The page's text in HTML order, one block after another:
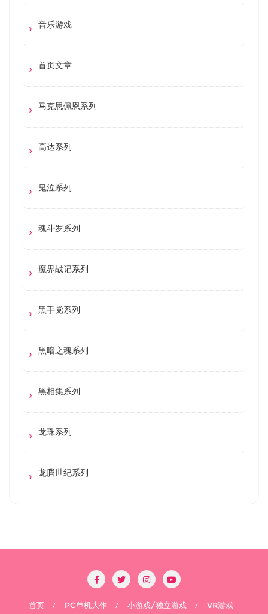
音乐游戏
首页文章
马克思佩恩系列
高达系列
鬼泣系列
魂斗罗系列
魔界战记系列
黑手党系列
黑暗之魂系列
黑相集系列
龙珠系列
龙腾世纪系列
首页 PC单机大作 小游戏/独立游戏 VR游戏